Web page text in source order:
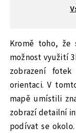
Kromě toho, že
možnost využití
zobrazení
orientaci. V
mapě umístili
zobrazí detailní
podívat se